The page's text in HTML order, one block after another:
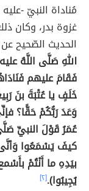
مُناداة النبيّ -
غزوة بدر، وكان
الحديث الصّحيح
اللهِ صَلَّى اللَّهُ
فَقَامَ عليهم
خَلَفٍ يا عُتْبَةَ بنَ
وَعَدَ رَبُّكُمْ حَقًّا؟
عُمَرُ قَوْلَ النبيِّ
كيفَ يَسْمَعُوا
بيَدِهِ ما أَنْتُمْ
يُجِيبُوا).[٢]